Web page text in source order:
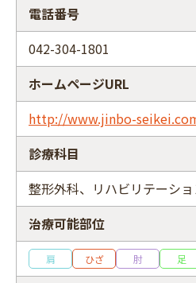
フリーワ
電話番号
042-304-1801
ホームページURL
http://www.jinbo-
診療科目
整形外科、リハビリテーシ
治療可能部位
肩 ひざ 肘 足